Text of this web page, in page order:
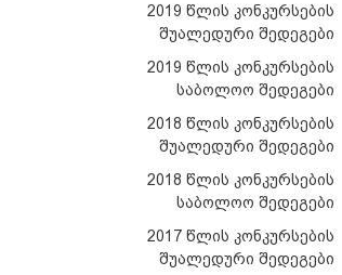
2019 წლის კონკურსების
შუალედური შედეგები
2019 წლის კონკურსების
საბოლოო შედეგები
2018 წლის კონკურსების
შუალედური შედეგები
2018 წლის კონკურსების
საბოლოო შედეგები
2017 წლის კონკურსების
შუალედური შედეგები